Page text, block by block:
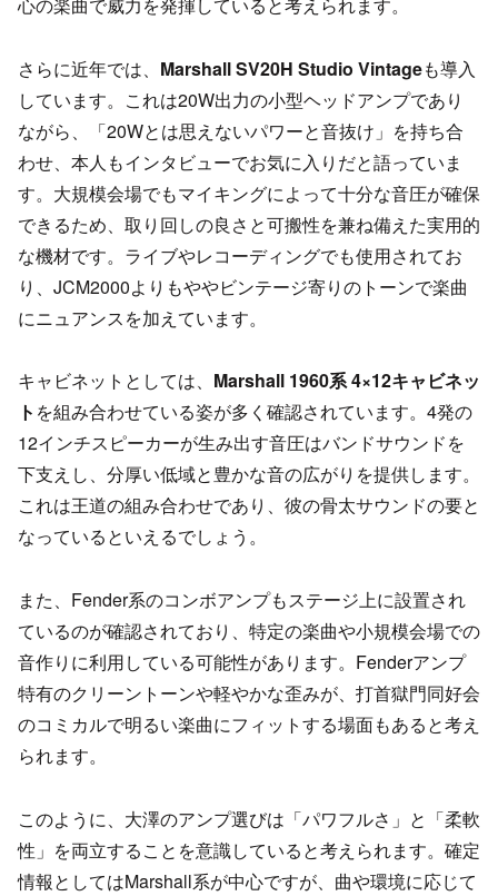
さらに近年では、 Marshall SV20H Studio Vintageも導入
しています。これは20W出力の小型ヘッドアンプであり
ながら、「20Wとは思えないパワーと音抜け」を持ち合
わせ、本人もインタビューでお気に入りだと語っていま
す。大規模会場でもマイキングによって十分な音圧が確保
できるため、取り回しの良さと可搬性を兼ね備えた実用的
な機材です。ライブやレコーディングでも使用されてお
り、JCM2000よりもややビンテージ寄りのトーンで楽曲
にニュアンスを加えています。
キャビネットとしては、 Marshall 1960系 4×12キャビネッ
ト を組み合わせている姿が多く確認されています。4発の
12インチスピーカーが生み出す音圧はバンドサウンドを
下支えし、分厚い低域と豊かな音の広がりを提供します。
これは王道の組み合わせであり、彼の骨太サウンドの要と
なっているといえるでしょう。
また、Fender系のコンボアンプもステージ上に設置され
ているのが確認されており、特定の楽曲や小規模会場での
音作りに利用している可能性があります。Fenderアンプ
特有のクリーントーンや軽やかな歪みが、打首獄門同好会
のコミカルで明るい楽曲にフィットする場面もあると考え
られます。
このように、大澤のアンプ選びは「パワフルさ」と「柔軟
性」を両立することを意識していると考えられます。確定
情報としてはMarshall系が中心ですが、曲や環境に応じて